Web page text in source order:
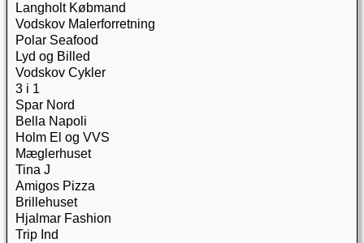
Langholt Købmand
Vodskov Malerforretning
Polar Seafood
Lyd og Billed
Vodskov Cykler
3 i 1
Spar Nord
Bella Napoli
Holm El og VVS
Mæglerhuset
Tina J
Amigos Pizza
Brillehuset
Hjalmar Fashion
Trip Ind